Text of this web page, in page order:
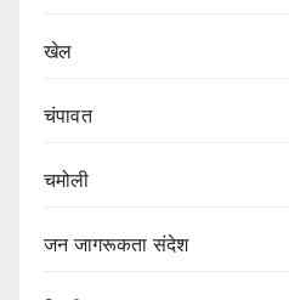
खेल
चंपावत
चमोली
जन जागरूकता संदेश